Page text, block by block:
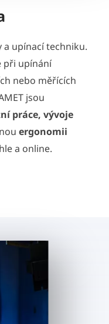
upínací techniku.
při upínání
nebo měřících
jsou
práce, vývoje
ergonomii
a online.